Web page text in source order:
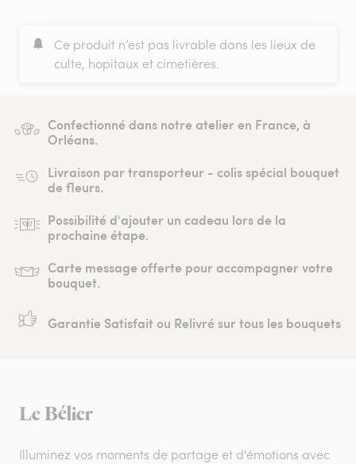
Ce produit n’est pas livrable dans les lieux de
culte, hopitaux et cimetières.
Confectionné dans notre atelier en France, à
Orléans.
Livraison par transporteur - colis spécial bouquet
de fleurs.
Possibilité d'ajouter un cadeau lors de la
prochaine étape.
Carte message offerte pour accompagner votre
bouquet.
Garantie Satisfait ou Relivré sur tous les bouquets
Le Bélier
Illuminez vos moments de partage et d'émotions avec